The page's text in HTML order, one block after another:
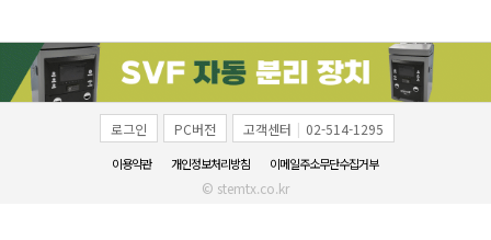
로그인 PC버전 고객센터 | 02-514-1295
이용약관 개인정보처리방침 이메일주소무단수집거부
© stemtx.co.kr